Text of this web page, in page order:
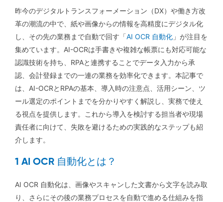
昨今のデジタルトランスフォーメーション（DX）や働き方改
革の潮流の中で、紙や画像からの情報を高精度にデジタル化
し、その先の業務まで自動で回す「AI OCR 自動化 」が注目を
集めています。AI-OCRは手書きや複雑な帳票にも対応可能な
認識技術を持ち、RPAと連携することでデータ入力から承
認、会計登録までの一連の業務を効率化できます。本記事で
は、AI-OCRとRPAの基本、導入時の注意点、活用シーン、ツ
ール選定のポイントまでを分かりやすく解説し、実務で使え
る視点を提供します。これから導入を検討する担当者や現場
責任者に向けて、失敗を避けるための実践的なステップも紹
介します。
1 AI OCR 自動化とは？
AI OCR 自動化は、画像やスキャンした文書から文字を読み取
り、さらにその後の業務プロセスを自動で進める仕組みを指